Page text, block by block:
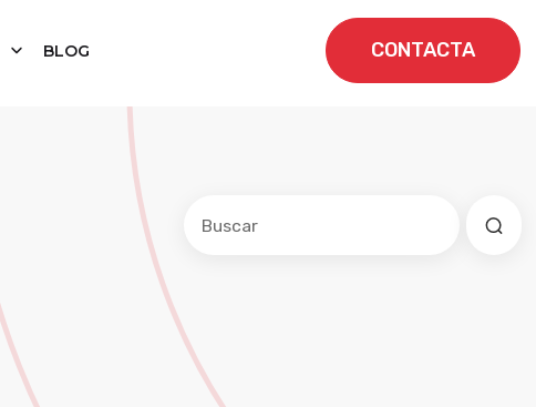
BLOG CONTACTA